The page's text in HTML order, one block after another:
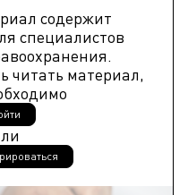
содержит
специалистов
читать материал,